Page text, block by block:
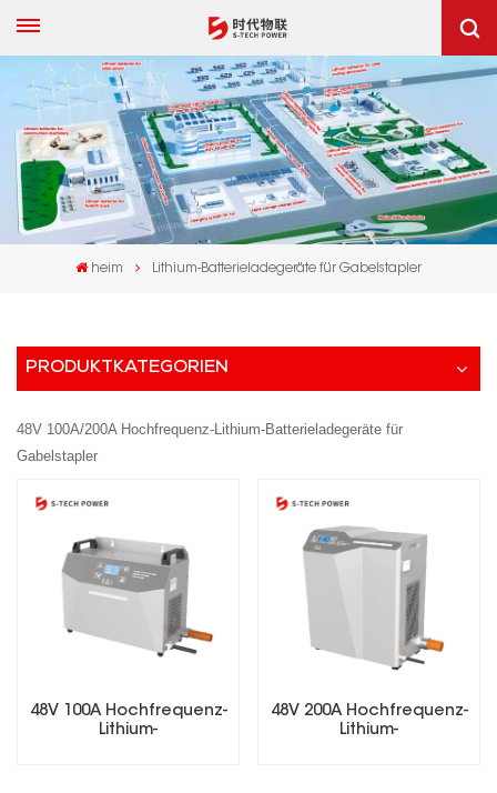
heim Lithium-Batterieladegeräte für Gabelstapler
PRODUKTKATEGORIEN
48V 100A/200A Hochfrequenz-Lithium-Batterieladegeräte für
Gabelstapler
48V 100A Hochfrequenz-
Lithium-
48V 200A Hochfrequenz-
Lithium-